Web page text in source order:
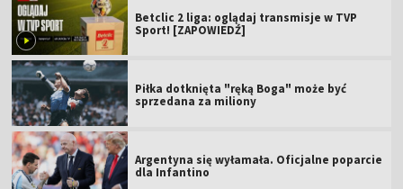
Betclic 2 liga: oglądaj transmisje w TVP
Sport! [ZAPOWIEDŹ]
Piłka dotknięta "ręką Boga" może być
sprzedana za miliony
Argentyna się wyłamała. Oficjalne poparcie
dla Infantino